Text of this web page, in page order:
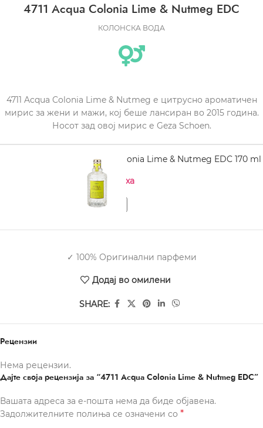
4711 Acqua Colonia Lime & Nutmeg EDC
КОЛОНСКА ВОДА
4711 Acqua Colonia Lime & Nutmeg е цитрусно ароматичен
мирис за жени и мажи, кој беше лансиран во 2015 година.
Носот зад овој мирис е Geza Schoen.
4711 Acqua Colonia Lime & Nutmeg EDC 170 ml
Нема на залиха
✓ 100% Оригинални парфеми
Додај во омилени
SHARE:
Рецензии
Нема рецензии.
Дајте своја рецензија за “4711 Acqua Colonia Lime & Nutmeg EDC”
Вашата адреса за е-пошта нема да биде објавена.
Задолжителните полиња се означени со *